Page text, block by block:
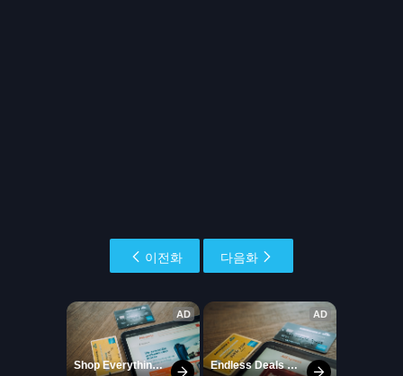
이전화 다음화